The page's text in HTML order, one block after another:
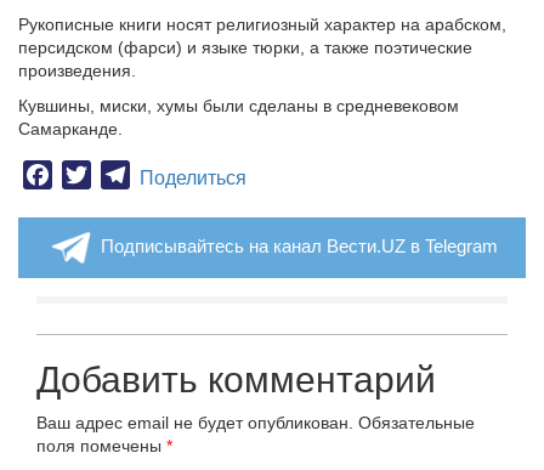
Рукописные книги носят религиозный характер на арабском,
персидском (фарси) и языке тюрки, а также поэтические
произведения.
Кувшины, миски, хумы были сделаны в средневековом
Самарканде.
Facebook
TwitterTelegram
Поделиться
Подписывайтесь на канал Вести.UZ в Telegram
Добавить комментарий
Ваш адрес email не будет опубликован. Обязательные
поля помечены *